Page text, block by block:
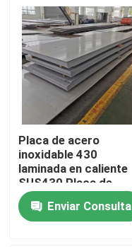
En casa
Productos
Placa de acero
inoxidable 430
laminada en caliente
SUS430 Placa de
metal
8*1500*6000mm con
superficie NO.1
Enviar Consulta